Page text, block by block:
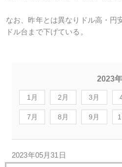
なお、昨年とは異なりドル高・円
ドル台まで下げている。
2023年
1月 2月 3月
7月 8月 9月
2023年05月31日